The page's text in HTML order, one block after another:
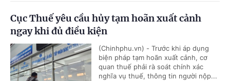
Cục Thuế yêu cầu hủy tạm hoãn xuất cảnh
ngay khi đủ điều kiện
(Chinhphu.vn) - Trước khi áp dụng
biện pháp tạm hoãn xuất cảnh, cơ
quan thuế phải rà soát chính xác
nghĩa vụ thuế, thông tin người nộp...